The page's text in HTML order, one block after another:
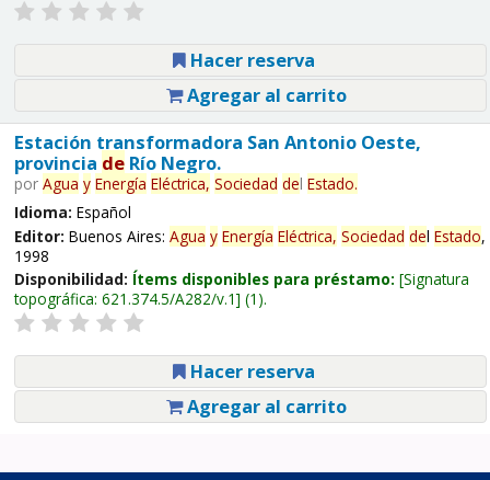
Hacer reserva
Agregar al carrito
Estación transformadora San Antonio Oeste,
provincia deRío Negro.
por Agua y Energía Eléctrica, Sociedad del Estado.
Idioma: Español
Editor: Buenos Aires: Agua y Energía Eléctrica, Sociedad del Estado,
1998
Disponibilidad: Ítems disponibles para préstamo: Signatura
topográfica: 621.374.5/A282/v.1 (1).
Hacer reserva
Agregar al carrito